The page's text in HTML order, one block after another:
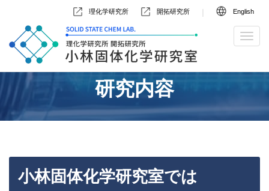
English
理化学研究所 開拓研究所
研究内容
小林固体化学研究室では